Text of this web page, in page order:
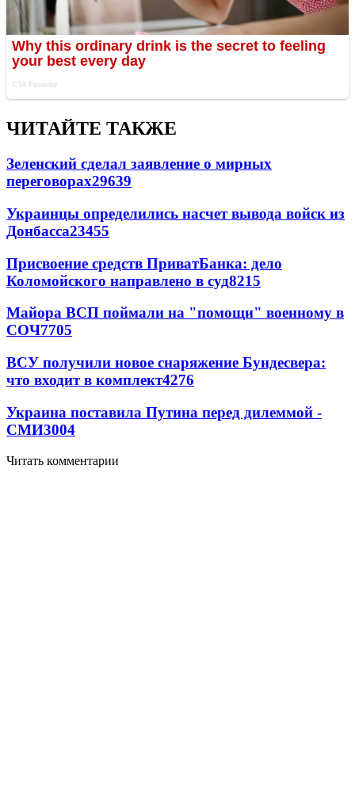
ЧИТАЙТЕ ТАКЖЕ
Зеленский сделал заявление о мирных
переговорах29639
Украинцы определились насчет вывода войск из
Донбасса23455
Присвоение средств ПриватБанка: дело
Коломойского направлено в суд8215
Майора ВСП поймали на "помощи" военному в
СОЧ7705
ВСУ получили новое снаряжение Бундесвера:
что входит в комплект4276
Украина поставила Путина перед дилеммой -
СМИ3004
Читать комментарии